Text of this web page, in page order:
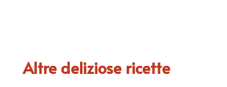
Altre deliziose ricette